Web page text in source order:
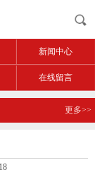
新闻中心
在线留言
更多>>